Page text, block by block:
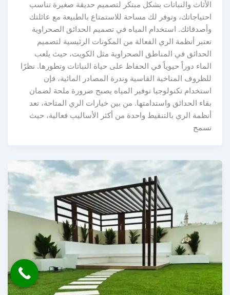
الأثاث والنباتات بشكل مبتكر لتصميم حديقة صغيرة تناسب
احتياجاتك، وتوفر لك مساحة للاستمتاع بالطبيعة مع عائلتك
وأصدقائك. استخدام المياه في تصميم الحدائق الصحراوية
تعتبر أنظمة الري الفعالة من المكونات الرئيسية لتصميم
الحدائق في المناطق الصحراوية مثل الكويت، حيث يلعب
الماء دوراً حيوياً في الحفاظ على حياة النباتات وتطورها. نظرًا
للظروف المناخية القاسية وندرة المصادر المائية، فإن
استخدام تكنولوجيا توفير المياه يصبح ضرورة ملحة لضمان
بقاء الحدائق واستدامتها. من بين خيارات الري المتاحة، تعد
أنظمة الري بالتنقيط واحدة من أكثر الأساليب فعالية، حيث
تسمح